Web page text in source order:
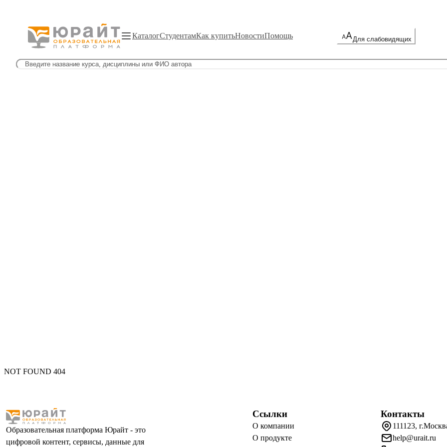
КаталогСтудентамКак купитьНовостиПомощь Для слабовидящих
NOT FOUND 404
Образовательная платформа Юрайт - это
цифровой контент, сервисы, данные для
Ссылки
О компании
О продукте
Контакты
111123,
help@urait.ru